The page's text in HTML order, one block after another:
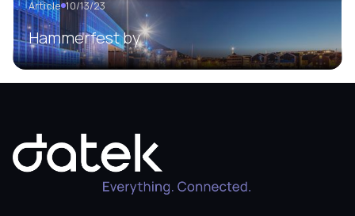
Article 10/13/23
Hammerfest by